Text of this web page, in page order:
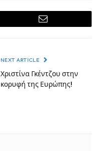
Email
NEXT ARTICLE
Χριστίνα Γκέντζου στην
κορυφή της Ευρώπης!